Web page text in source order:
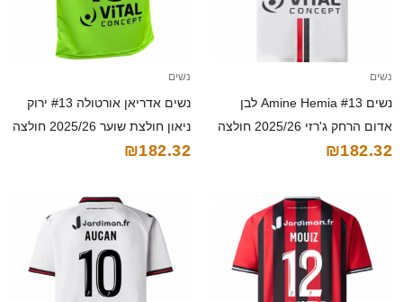
נשים
נשים Amine Hemia #13 לבן
אדום הרחק ג'רזי 2025/26 חולצה
קצרה
₪182.32
נשים
נשים אדריאן אורטולה #13 ירוק
ניאון חולצת שוער 2025/26 חולצה
קצרה
₪182.32